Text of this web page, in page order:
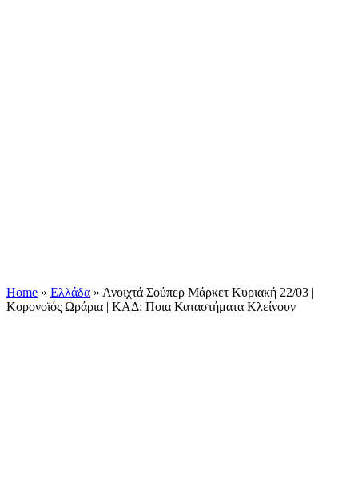
Home » Ελλάδα » Ανοιχτά Σούπερ Μάρκετ Κυριακή 22/03 |
Κορονοϊός Ωράρια | ΚΑΔ: Ποια Καταστήματα Κλείνουν